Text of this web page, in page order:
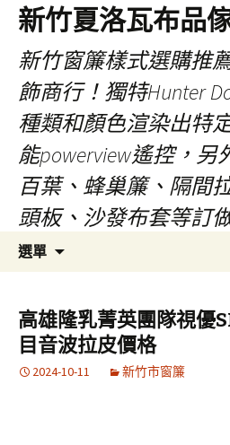
新竹夏洛瓦布品
新竹窗簾樣式選購推
飾商行！獨特Hunter
種類和顏色渲染出特
能powerview遙控，
百葉、蜂巢簾、隔間
頭板、沙發布套等訂
選單
容
高雄隆乳菁英團隊視優
目音波拉皮價格
2024-10-11 新竹市窗簾